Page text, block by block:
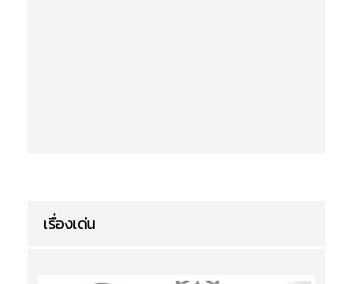
เรื่องเด่น